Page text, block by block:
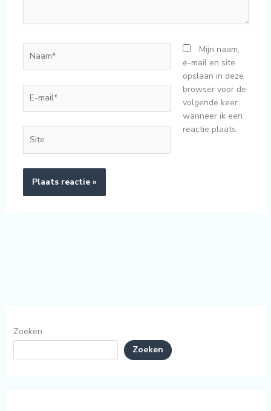
mail*
Mijn naam,
e-mail en site
opslaan in deze
browser voor de
volgende keer
wanneer ik een
reactie plaats.
Zoeken
Zoeken